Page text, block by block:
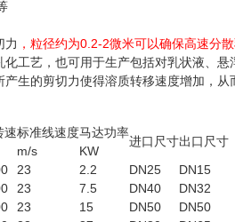
力 ，粒径约为0.2-2微米可以确保高速分散
工艺，也可用于生产包括对乳状液、悬
生的剪切力使得溶质转移速度增加，从
速标准线速度
m/s
马达功率
KW
进口尺寸出口尺寸
23 2.2 DN25 DN15
23 7.5 DN40 DN32
23 15 DN50 DN50